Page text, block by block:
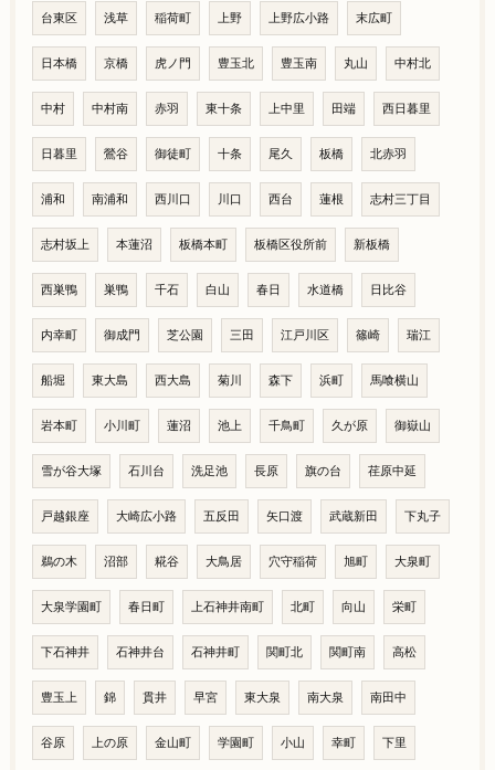
台東区 浅草 稲荷町 上野 上野広小路 末広町
日本橋 京橋 虎ノ門 豊玉北 豊玉南 丸山 中村北
中村 中村南 赤羽 東十条 上中里 田端 西日暮里
日暮里 鶯谷 御徒町 十条 尾久 板橋 北赤羽
浦和 南浦和 西川口 川口 西台 蓮根 志村三丁目
志村坂上 本蓮沼 板橋本町 板橋区役所前 新板橋
西巣鴨 巣鴨 千石 白山 春日 水道橋 日比谷
内幸町 御成門 芝公園 三田 江戸川区 篠崎 瑞江
船堀 東大島 西大島 菊川 森下 浜町 馬喰横山
岩本町 小川町 蓮沼 池上 千鳥町 久が原 御嶽山
雪が谷大塚 石川台 洗足池 長原 旗の台 荏原中延
戸越銀座 大崎広小路 五反田 矢口渡 武蔵新田 下丸子
鵜の木 沼部 糀谷 大鳥居 穴守稲荷 旭町 大泉町
大泉学園町 春日町 上石神井南町 北町 向山 栄町
下石神井 石神井台 石神井町 関町北 関町南 高松
豊玉上 錦 貫井 早宮 東大泉 南大泉 南田中
谷原 上の原 金山町 学園町 小山 幸町 下里